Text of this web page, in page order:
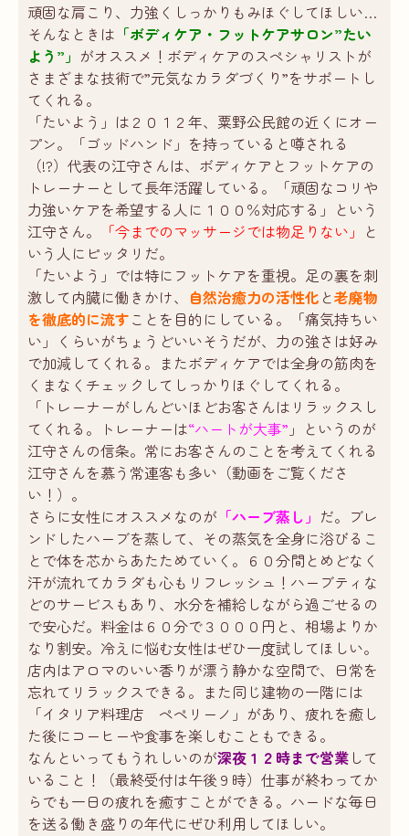
頑固な肩こり、力強くしっかりもみほぐしてほしい…
そんなときは 「ボディケア・フットケアサロン”たい
よう”」 がオススメ！ボディケアのスペシャリストが
さまざまな技術で”元気なカラダづくり”をサポートし
てくれる。
「たいよう」は２０１２年、粟野公民館の近くにオー
プン。「ゴッドハンド」を持っていると噂される
（!?）代表の江守さんは、ボディケアとフットケアの
トレーナーとして長年活躍している。「頑固なコリや
力強いケアを希望する人に１００％対応する」という
江守さん。
「今までのマッサージでは物足りない」 と
いう人にピッタリだ。
「たいよう」では特にフットケアを重視。足の裏を刺
激して内臓に働きかけ、 自然治癒力の活性化 と老廃物
を徹底的に流すことを目的にしている。「痛気持ちい
い」くらいがちょうどいいそうだが、力の強さは好み
で加減してくれる。またボディケアでは全身の筋肉を
くまなくチェックしてしっかりほぐしてくれる。
「トレーナーがしんどいほどお客さんはリラックスし
てくれる。トレーナーは“ハートが大事” 」というのが
江守さんの信条。常にお客さんのことを考えてくれる
江守さんを慕う常連客も多い（動画をご覧くださ
い！）。
さらに女性にオススメなのが 「ハーブ蒸し」 だ。ブレ
ンドしたハーブを蒸して、その蒸気を全身に浴びるこ
とで体を芯からあたためていく。６０分間とめどなく
汗が流れてカラダも心もリフレッシュ！ハーブティな
どのサービスもあり、水分を補給しながら過ごせるの
で安心だ。料金は６０分で３０００円と、相場よりか
なり割安。冷えに悩む女性はぜひ一度試してほしい。
店内はアロマのいい香りが漂う静かな空間で、日常を
忘れてリラックスできる。また同じ建物の一階には
「イタリア料理店 ペペリーノ」があり、疲れを癒し
た後にコーヒーや食事を楽しむこともできる。
なんといってもうれしいのが深夜１２時まで営業 して
いること！（最終受付は午後９時）仕事が終わってか
らでも一日の疲れを癒すことができる。ハードな毎日
を送る働き盛りの年代にぜひ利用してほしい。